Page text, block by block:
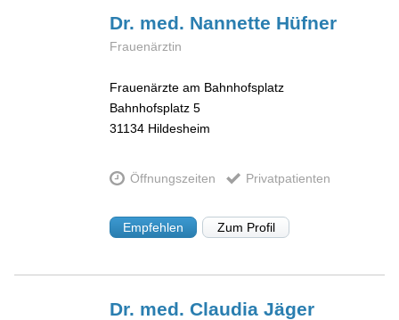
Dr. med. Nannette Hüfner
Frauenärztin
Frauenärzte am Bahnhofsplatz
Bahnhofsplatz 5
31134 Hildesheim
Öffnungszeiten Privatpatienten
Empfehlen Zum Profil
Dr. med. ClaudiaJäger